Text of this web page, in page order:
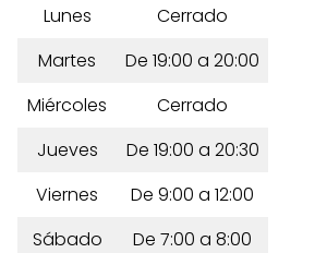
Lunes
Cerrado
Martes
De 19:00 a 20:00
Miércoles
Cerrado
Jueves
De 19:00 a 20:30
Viernes
De 9:00 a 12:00
Sábado
De 7:00 a 8:00